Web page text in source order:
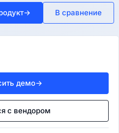
→ В сравнение
демо→
с вендором